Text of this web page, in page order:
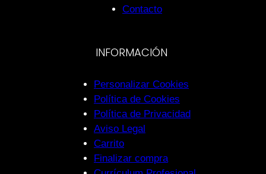
Contacto
INFORMACIÓN
Personalizar Cookies
Política de Cookies
Política de Privacidad
Aviso Legal
Carrito
Finalizar compra